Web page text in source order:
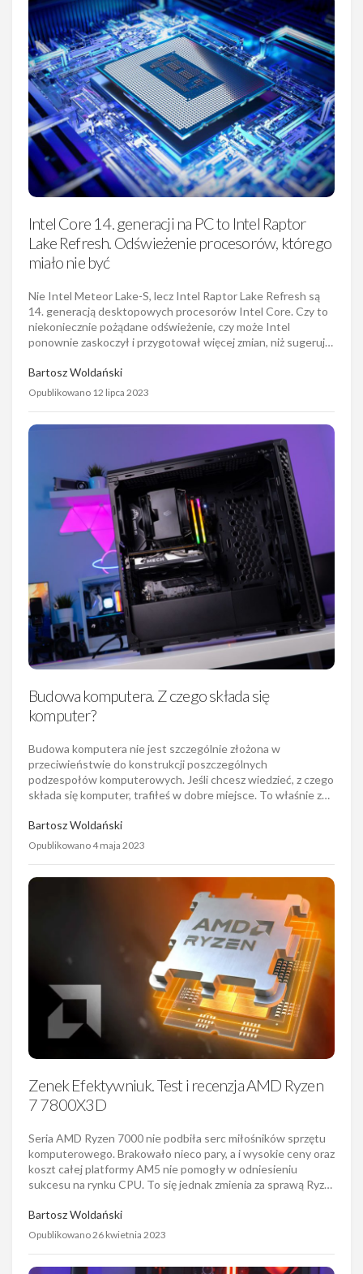
Intel Core 14. generacji na PC to Intel Raptor
Lake Refresh. Odświeżenie procesorów, którego
miało nie być
Nie Intel Meteor Lake-S, lecz Intel Raptor Lake Refresh są
14. generacją desktopowych procesorów Intel Core. Czy to
niekoniecznie pożądane odświeżenie, czy może Intel
ponownie zaskoczył i przygotował więcej zmian, niż sugeruj…
Bartosz Woldański
Opublikowano 12 lipca 2023
Budowa komputera. Z czego składa się
komputer?
Budowa komputera nie jest szczególnie złożona w
przeciwieństwie do konstrukcji poszczególnych
podzespołów komputerowych. Jeśli chcesz wiedzieć, z czego
składa się komputer, trafiłeś w dobre miejsce. To właśnie z…
Bartosz Woldański
Opublikowano 4 maja 2023
Zenek Efektywniuk. Test i recenzja AMD Ryzen
7 7800X3D
Seria AMD Ryzen 7000 nie podbiła serc miłośników sprzętu
komputerowego. Brakowało nieco pary, a i wysokie ceny oraz
koszt całej platformy AM5 nie pomogły w odniesieniu
sukcesu na rynku CPU. To się jednak zmienia za sprawą Ryz…
Bartosz Woldański
Opublikowano 26 kwietnia 2023